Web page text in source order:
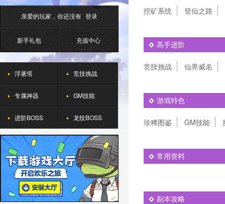
亲爱的玩家，你还没有 登录
新手礼包 充值中心
浮屠塔 竞技挑战
专属神器 GM技能
进阶BOSS 龙纹BOSS
挖矿系统 登仙之路
高手进阶
竞技挑战 仙界威名
游戏特色
珍稀图鉴 GM技能
常用资料
副本攻略